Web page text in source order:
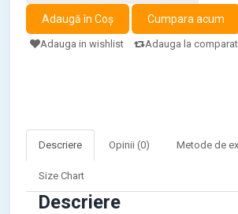
Adauga in wishlist Adauga la
Descriere Opinii (0) Metode de
Size Chart
Descriere